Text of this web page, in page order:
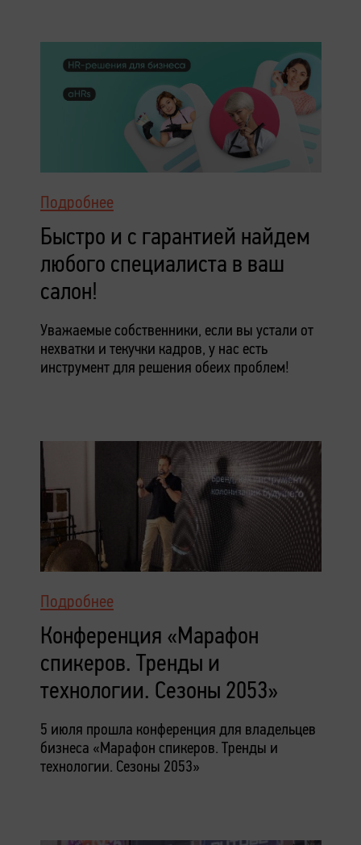
Подробнее
Быстро и с гарантией найдем
любого специалиста в ваш
салон!
Уважаемые собственники, если вы устали от
нехватки и текучки кадров, у нас есть
инструмент для решения обеих проблем!
Подробнее
Конференция «Марафон
спикеров. Тренды и
технологии. Сезоны 2053»
5 июля прошла конференция для владельцев
бизнеса «Марафон спикеров. Тренды и
технологии. Сезоны 2053»